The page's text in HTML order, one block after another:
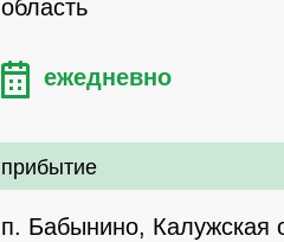
область
ежедневно
прибытие
п. Бабынино, Калужская